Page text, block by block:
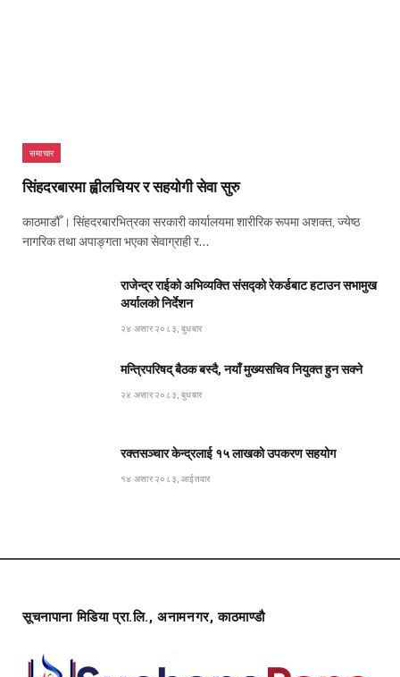
समाचार
सिंहदरबारमा ह्वीलचियर र सहयोगी सेवा सुरु
काठमाडौँ । सिंहदरबारभित्रका सरकारी कार्यालयमा शारीरिक रूपमा अशक्त, ज्येष्ठ
नागरिक तथा अपाङ्गता भएका सेवाग्राही र…
राजेन्द्र राईको अभिव्यक्ति संसद्को रेकर्डबाट हटाउन सभामुख
अर्यालको निर्देशन
२४ असार २०८३, बुधबार
मन्त्रिपरिषद् बैठक बस्दै, नयाँ मुख्यसचिव नियुक्त हुन सक्ने
२४ असार २०८३, बुधबार
रक्तसञ्चार केन्द्रलाई १५ लाखको उपकरण सहयोग
१४ असार २०८३, आईतवार
सूचनापाना मिडिया प्रा.लि., अनामनगर, काठमाण्डौ